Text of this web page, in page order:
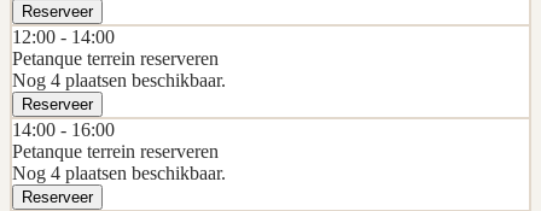
Reserveer
12:00 - 14:00
Petanque terrein reserveren
Nog 4 plaatsen beschikbaar.
Reserveer
14:00 - 16:00
Petanque terrein reserveren
Nog 4 plaatsen beschikbaar.
Reserveer